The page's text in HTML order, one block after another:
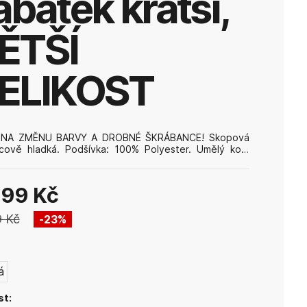
NA ZMĚNU BARVY A DROBNÉ ŠKRÁBANCE! Skopová
hladká. Podšívka: 100% Polyester. Umělý kož.
vrstvy,^ vysychání materiálu a mechanickému
Kč
Kč 23%